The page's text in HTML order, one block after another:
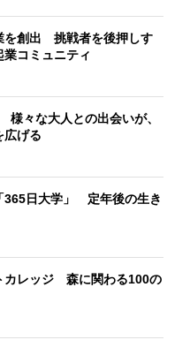
を創出 挑戦者を後押しす
コミュニティ
々な大人との出会いが、
広げる
365日大学」 定年後の生き
カレッジ 森に関わる100の